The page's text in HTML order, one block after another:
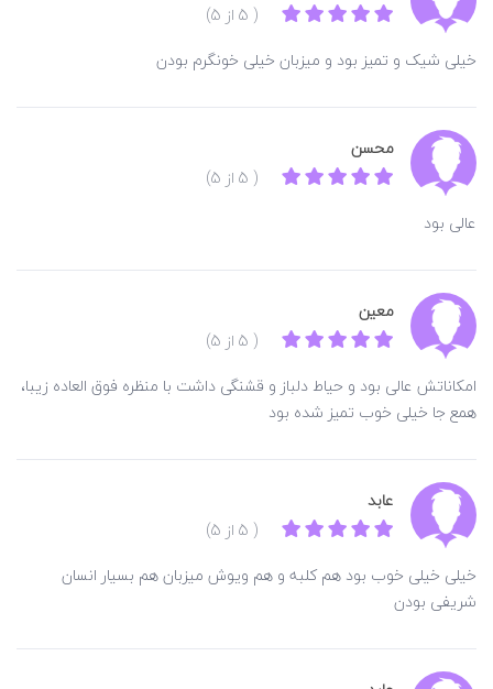
( 5 از 5)
خیلی شیک و تمیز بود و میزبان خیلی خونگرم بودن
محسن
( 5 از 5)
عالی بود
معین
( 5 از 5)
امکاناتش عالی بود و حیاط دلباز و قشنگی داشت با منظره فوق العاده زیبا،
همع جا خیلی خوب تمیز شده بود
عابد
( 5 از 5)
خیلی خیلی خوب بود هم کلبه و هم ویوش میزبان هم بسیار انسان
شریفی بودن